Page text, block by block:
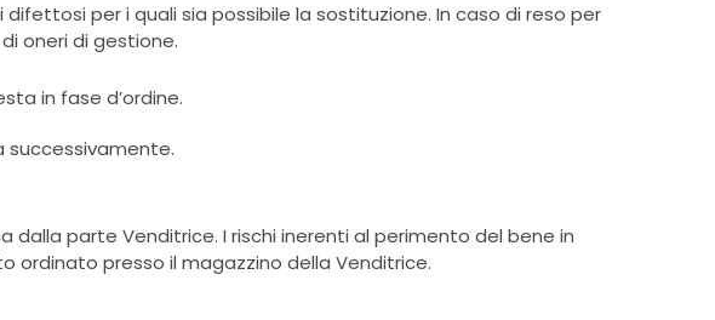
per i quali sia possibile la sostituzione. In caso di reso per
oneri di gestione.
in fase d’ordine.
successivamente.
parte Venditrice. I rischi inerenti al perimento del bene in
presso il magazzino della Venditrice.